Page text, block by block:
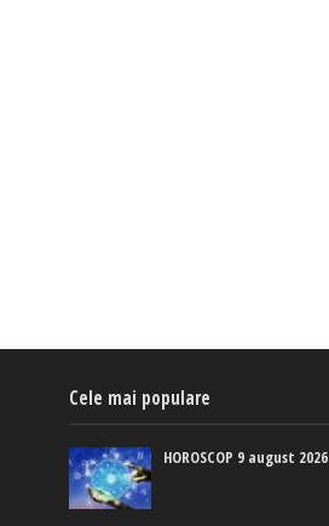
Cele mai populare
HOROSCOP 9 august 2026